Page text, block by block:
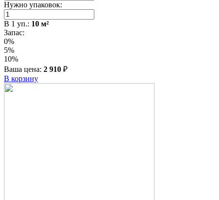
Нужно упаковок:
В 1 уп.: 10 м²
Запас:
0%
5%
10%
Ваша цена: 2 910 ₽
В корзину